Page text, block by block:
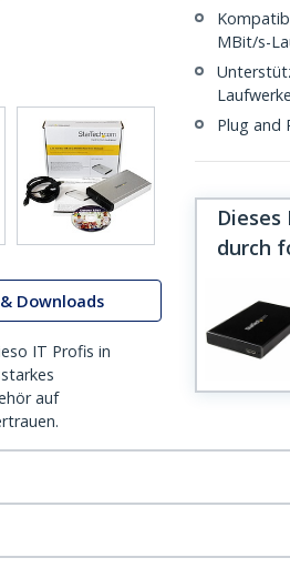
Downloads
IT Profis in
auf
MBit/s-
Plug and
durch